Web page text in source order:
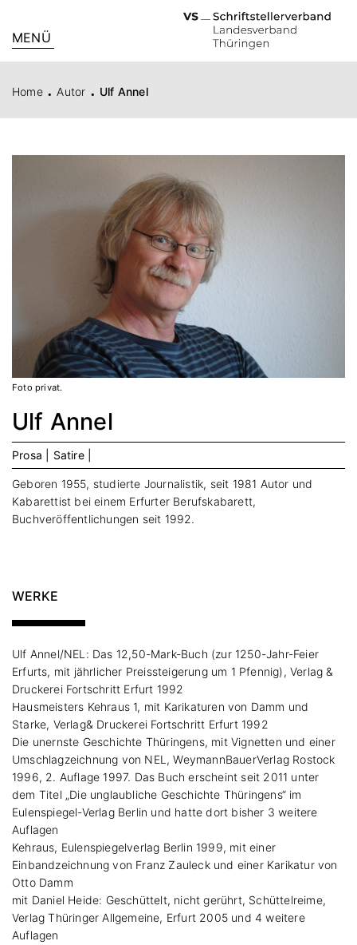
MENÜ
Home . Autor . Ulf Annel
Foto privat.
Ulf Annel
Prosa | Satire |
Geboren 1955, studierte Journalistik, seit 1981 Autor und
Kabarettist bei einem Erfurter Berufskabarett,
Buchveröffentlichungen seit 1992.
WERKE
Ulf Annel/NEL: Das 12,50-Mark-Buch (zur 1250-Jahr-Feier
Erfurts, mit jährlicher Preissteigerung um 1 Pfennig), Verlag &
Druckerei Fortschritt Erfurt 1992
Hausmeisters Kehraus 1, mit Karikaturen von Damm und
Starke, Verlag& Druckerei Fortschritt Erfurt 1992
Die unernste Geschichte Thüringens, mit Vignetten und einer
Umschlagzeichnung von NEL, WeymannBauerVerlag Rostock
1996, 2. Auflage 1997. Das Buch erscheint seit 2011 unter
dem Titel „Die unglaubliche Geschichte Thüringens“ im
Eulenspiegel-Verlag Berlin und hatte dort bisher 3 weitere
Auflagen
Kehraus, Eulenspiegelverlag Berlin 1999, mit einer
Einbandzeichnung von Franz Zauleck und einer Karikatur von
Otto Damm
mit Daniel Heide: Geschüttelt, nicht gerührt, Schüttelreime,
Verlag Thüringer Allgemeine, Erfurt 2005 und 4 weitere
Auflagen